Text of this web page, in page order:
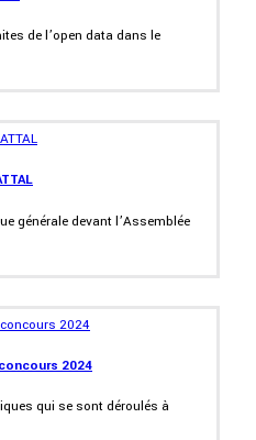
de l’open data dans le
générale devant l’Assemblée
2024
qui se sont déroulés à